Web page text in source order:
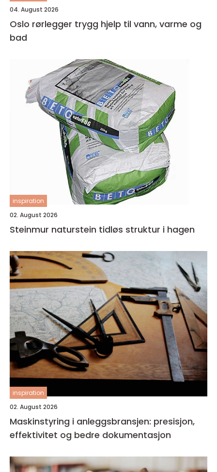
04. August 2026
Oslo rørlegger trygg hjelp til vann, varme og
bad
inspiration
02. August 2026
Steinmur naturstein tidløs struktur i hagen
inspiration
02. August 2026
Maskinstyring i anleggsbransjen: presisjon,
effektivitet og bedre dokumentasjon